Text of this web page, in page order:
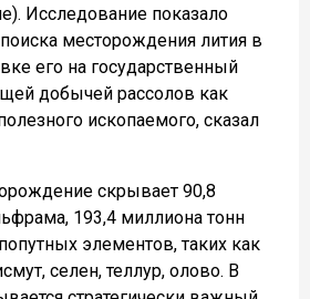
Исследование показало
месторождения лития в
его на государственный
добычей рассолов как
ископаемого, сказал
скрывает 90,8
193,4 миллиона тонн
элементов, таких как
селен, теллур, олово. В